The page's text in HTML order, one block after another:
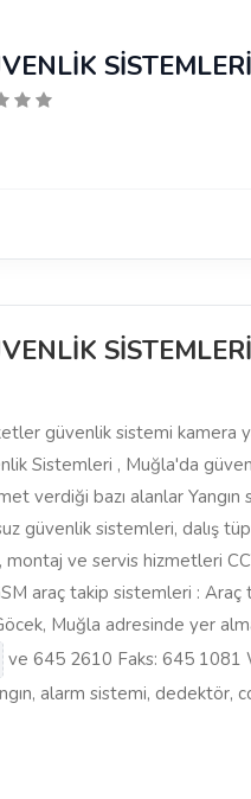
SİSTEMLERİ
SİSTEMLERİ
güvenlik sistemi kamera
Sistemleri , Muğla'da
verdiği bazı alanlar
güvenlik sistemleri, dalış
ve servis hizmetleri
araç takip sistemleri :
Muğla adresinde yer
ve 645 2610 Faks: 645 1081
alarm sistemi, dedektör,